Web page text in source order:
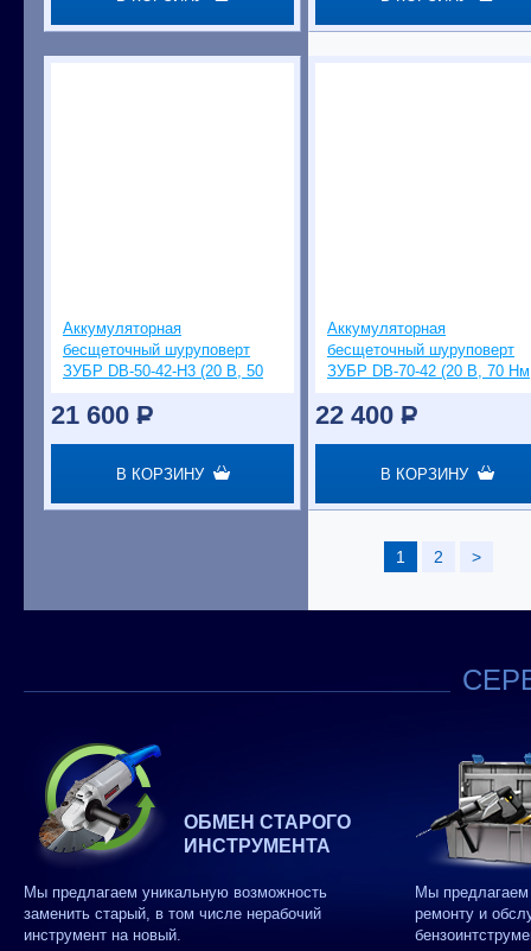
Аккумуляторная
бесщеточный шуруповерт
ЗУБР DB-50-42-H3 (20 В, 50
смен.патр.)
21 600 P
В КОРЗИНУ
Аккумуляторная
бесщеточный шуруповерт
ЗУБР DB-70-42 (20 В, 70
22 400 P
В КОРЗИНУ
1 2 >
ОБМЕН СТАРОГО
ИНСТРУМЕНТА
Мы предлагаем уникальную возможность
заменить старый, в том числе нерабочий
инструмент на новый.
Мы
ремонту и